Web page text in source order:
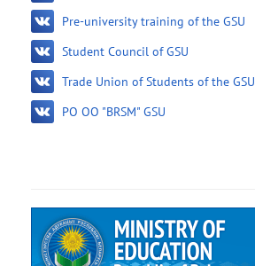
Pre-university training of the GSU
Student Council of GSU
Trade Union of Students of the GSU
PO OO "BRSM" GSU